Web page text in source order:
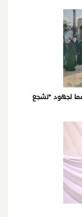
لجهود *تشجع